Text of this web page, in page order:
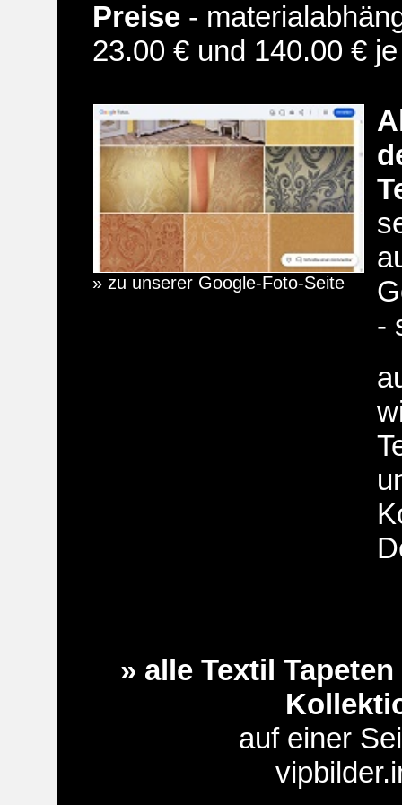
Preise -
23.00 € und 140.00 €
» zu unserer Google-Foto-Seite
-
» alle Textil
auf einer